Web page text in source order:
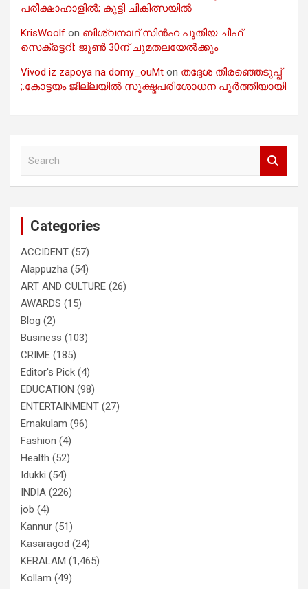
പരീക്ഷാഹാളിൽ; കുട്ടി ചികിത്സയിൽ
KrisWoolf on ബിശ്വനാഥ് സിൻഹ പുതിയ ചീഫ്
സെക്രട്ടറി: ജൂൺ 30ന് ചുമതലയേൽക്കും
Vivod iz zapoya na domy_ouMt on തദ്ദേശ തിരഞ്ഞെടുപ്പ്
;.കോട്ടയം ജില്ലയിൽ സൂക്ഷ്മപരിശോധന പൂർത്തിയായി
Categories
ACCIDENT (57)
Alappuzha (54)
ART AND CULTURE (26)
AWARDS (15)
Blog (2)
Business (103)
CRIME (185)
Editor's Pick (4)
EDUCATION (98)
ENTERTAINMENT (27)
Ernakulam (96)
Fashion (4)
Health (52)
Idukki (54)
INDIA (226)
job (4)
Kannur (51)
Kasaragod (24)
KERALAM (1,465)
Kollam (49)